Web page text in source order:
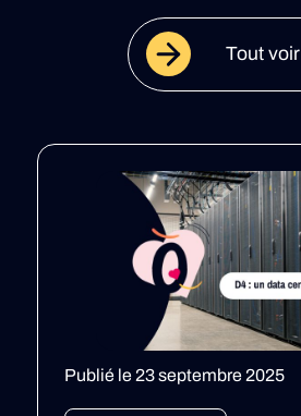
Tout voir
Publié le 23 septembre 2025